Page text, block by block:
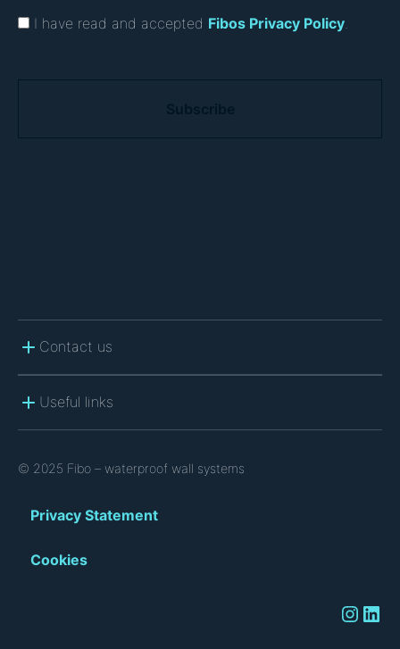
I have read and accepted Fibos Privacy Policy
Contact us
Useful links
© 2025 Fibo – waterproof wall systems
Privacy Statement
Cookies
Instagram LinkedIn